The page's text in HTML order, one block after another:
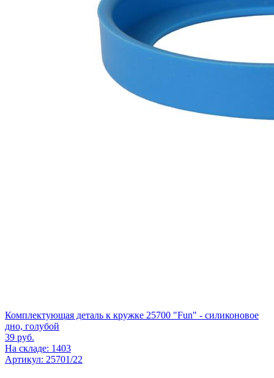
Комплектующая деталь к кружке 25700 "Fun" - силиконовое
дно, голубой
39 руб.
На складе: 1403
Артикул: 25701/22